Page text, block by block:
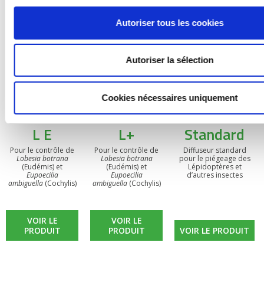
Autoriser tous les cookies
Autoriser la sélection
Cookies nécessaires uniquement
BIOOtwin®
L E
Pour le contrôle de
Lobesia botrana
(Eudémis) et
Eupoecilia
ambiguella(Cochylis)
VOIR LE
PRODUIT
BIOOtwin®
L+
Pour le contrôle de
Lobesia botrana
(Eudémis) et
Eupoecilia
ambiguella(Cochylis)
VOIR LE
PRODUIT
Diffuseur
Standard
Diffuseur standard
pour le piégeage des
Lépidoptères et
d’autres insectes
VOIR LE PRODUIT